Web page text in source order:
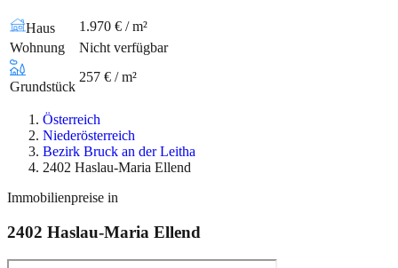
Haus
1.970 € / m²
Wohnung
Nicht verfügbar
Grundstück
257 € / m²
Österreich
Niederösterreich
Bezirk Bruck an der Leitha
2402 Haslau-Maria Ellend
Immobilienpreise in
2402 Haslau-Maria Ellend